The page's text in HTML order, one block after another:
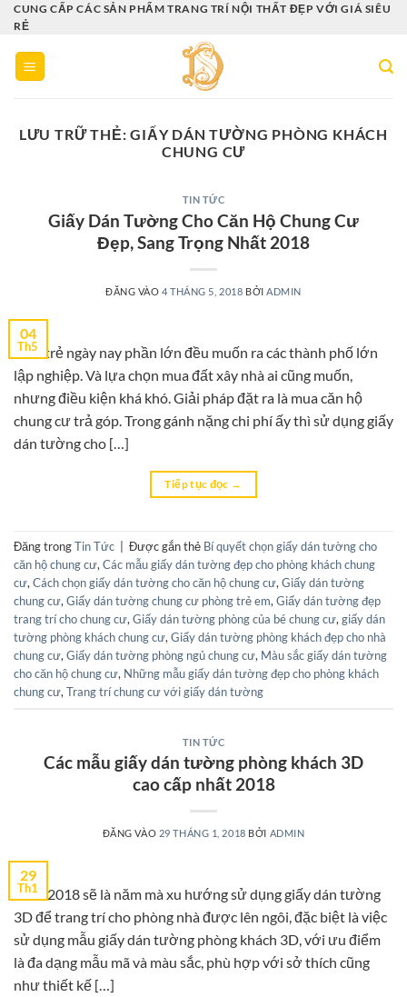
Bỏ
qua
nội
dung
CUNG CẤP CÁC SẢN PHẨM TRANG TRÍ NỘI THẤT ĐẸP VỚI GIÁ SIÊU
RẺ
LƯU TRỮ THẺ:GIẤY DÁN TƯỜNG PHÒNG KHÁCH
CHUNG CƯ
TIN TỨC
Giấy Dán Tường Cho Căn Hộ Chung Cư
Đẹp, Sang Trọng Nhất 2018
ĐĂNG VÀO 4 THÁNG 5, 2018 BỞI ADMIN
04
Th5
Giới trẻ ngày nay phần lớn đều muốn ra các thành phố lớn
lập nghiệp. Và lựa chọn mua đất xây nhà ai cũng muốn,
nhưng điều kiện khá khó. Giải pháp đặt ra là mua căn hộ
chung cư trả góp. Trong gánh nặng chi phí ấy thì sử dụng giấy
dán tường cho […]
Tiếp tục đọc →
Đăng trongTin Tức Được gắn thẻ Bí quyết chọn giấy dán tường cho
căn hộ chung cư, Các mẫu giấy dán tường đẹp cho phòng khách chung
cư, Cách chọn giấy dán tường cho căn hộ chung cư, Giấy dán tường
chung cư, Giấy dán tường chung cư phòng trẻ em, Giấy dán tường đẹp
trang trí cho chung cư, Giấy dán tường phòng của bé chung cư, giấy dán
tường phòng khách chung cư, Giấy dán tường phòng khách đẹp cho nhà
chung cư, Giấy dán tường phòng ngủ chung cư, Màu sắc giấy dán tường
cho căn hộ chung cư, Những mẫu giấy dán tường đẹp cho phòng khách
chung cư, Trang trí chung cư với giấy dán tường
TIN TỨC
Các mẫu giấy dán tường phòng khách 3D
cao cấp nhất 2018
ĐĂNG VÀO 29 THÁNG 1, 2018 BỞI ADMIN
29
Th1
Năm 2018 sẽ là năm mà xu hướng sử dụng giấy dán tường
3D để trang trí cho phòng nhà được lên ngôi, đặc biệt là việc
sử dụng mẫu giấy dán tường phòng khách 3D, với ưu điểm
là đa dạng mẫu mã và màu sắc, phù hợp với sở thích cũng
như thiết kế […]